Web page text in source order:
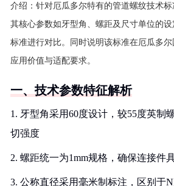
介绍： 针对厄瓜多尔特有的管道螺纹技术
其核心参数如牙型角、螺距及尺寸单位的
标准进行对比。同时说明该标准在厄瓜多
应用价值与适配要求。
一、技术参数特征解析
1. 牙型角采用60度设计，较55度英制
切强度
2. 螺距统一为1mm规格，确保连接件
3. 公称直径采用毫米制标注，区别于